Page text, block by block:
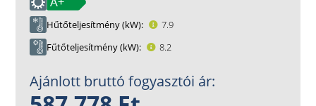
Hűtőteljesítmény (kW)
7.9
Fűtőteljesítmény (kW)
8.2
Ajánlott bruttó fogyasztói ár: